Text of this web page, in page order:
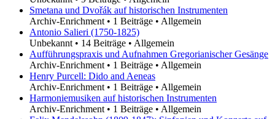
Smetana und Dvořák auf historischen Instrumenten
Archiv-Enrichment • 1 Beiträge • Allgemein
Antonio Salieri (1750-1825)
Unbekannt • 14 Beiträge • Allgemein
Aufführungspraxis und Aufnahmen Gregorianischer Gesänge
Archiv-Enrichment • 1 Beiträge • Allgemein
Henry Purcell: Dido and Aeneas
Archiv-Enrichment • 1 Beiträge • Allgemein
Harmoniemusiken auf historischen Instrumenten
Archiv-Enrichment • 1 Beiträge • Allgemein